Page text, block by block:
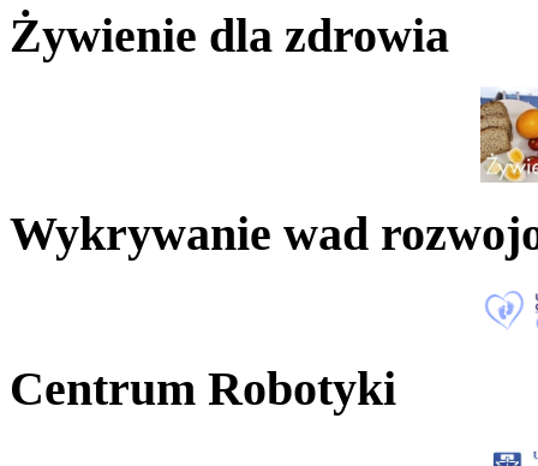
Żywienie dla zdrowia
Wykrywanie wad
Centrum Robotyki